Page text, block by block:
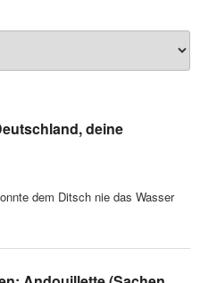
deine
dem Ditsch nie das Wasser